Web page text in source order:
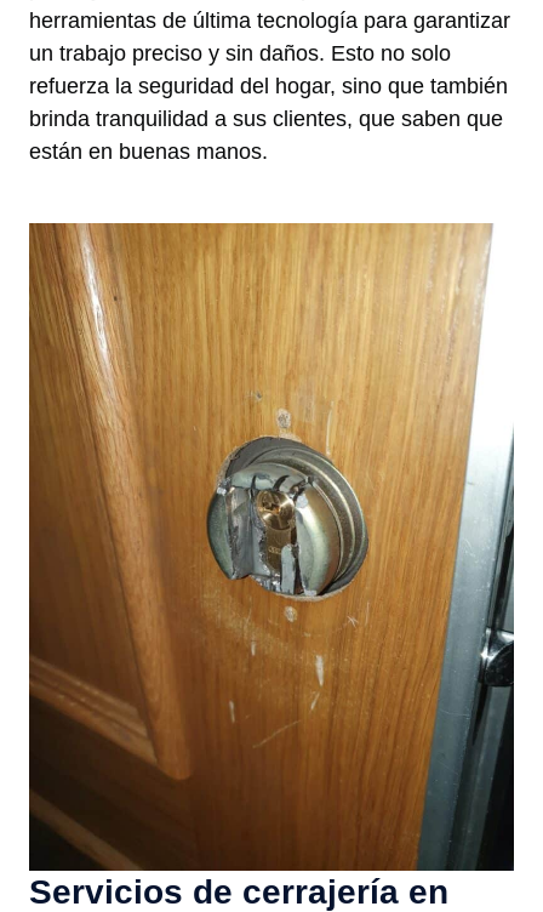
herramientas de última tecnología para garantizar
un trabajo preciso y sin daños. Esto no solo
refuerza la seguridad del hogar, sino que también
brinda tranquilidad a sus clientes, que saben que
están en buenas manos.
Servicios de cerrajería en